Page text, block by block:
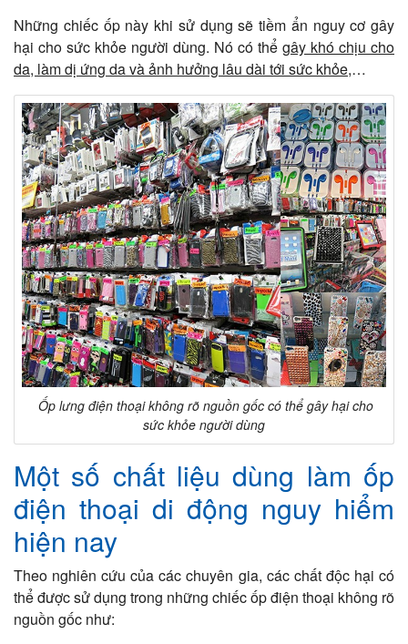
Những chiếc ốp này khi sử dụng sẽ tiềm ẩn nguy cơ gây
hại cho sức khỏe người dùng. Nó có thể gây khó chịu cho
da, làm dị ứng da và ảnh hưởng lâu dài tới sức khỏe,…
Ốp lưng điện thoại không rõ nguồn gốc có thể gây hại cho
sức khỏe người dùng
Một số chất liệu dùng làm ốp
điện thoại di động nguy hiểm
hiện nay
Theo nghiên cứu của các chuyên gia, các chất độc hại có
thể được sử dụng trong những chiếc ốp điện thoại không rõ
nguồn gốc như: